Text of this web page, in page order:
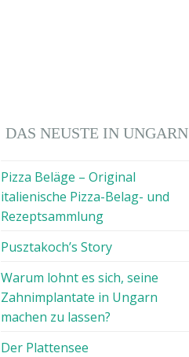
DAS NEUSTE IN UNGARN
Pizza Beläge – Original
italienische Pizza-Belag- und
Rezeptsammlung
Pusztakoch’s Story
Warum lohnt es sich, seine
Zahnimplantate in Ungarn
machen zu lassen?
Der Plattensee